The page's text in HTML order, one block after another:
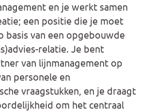
en je werkt samen
een positie die je moet
basis van een opgebouwde
relatie. Je bent
van lijnmanagement op
personele en
vraagstukken, en je draagt
om het centraal